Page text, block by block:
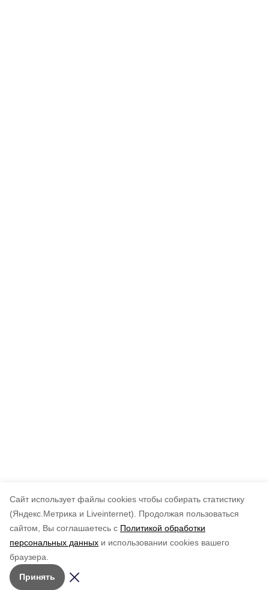
Cайт использует файлы cookies чтобы собирать статистику
(Яндекс.Метрика и Liveinternet).
Продолжая пользоваться
сайтом, Вы соглашаетесь с Политикой обработки
персональных данных и использовании cookies вашего
браузера.
Принять